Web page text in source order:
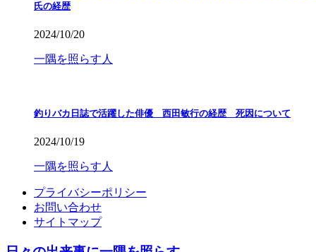
氏の経歴
2024/10/20
一隅を照らす人
釣りバカ日誌で活躍した俳優 西田敏行の経歴 死因について
2024/10/19
一隅を照らす人
プライバシーポリシー
お問い合わせ
サイトマップ